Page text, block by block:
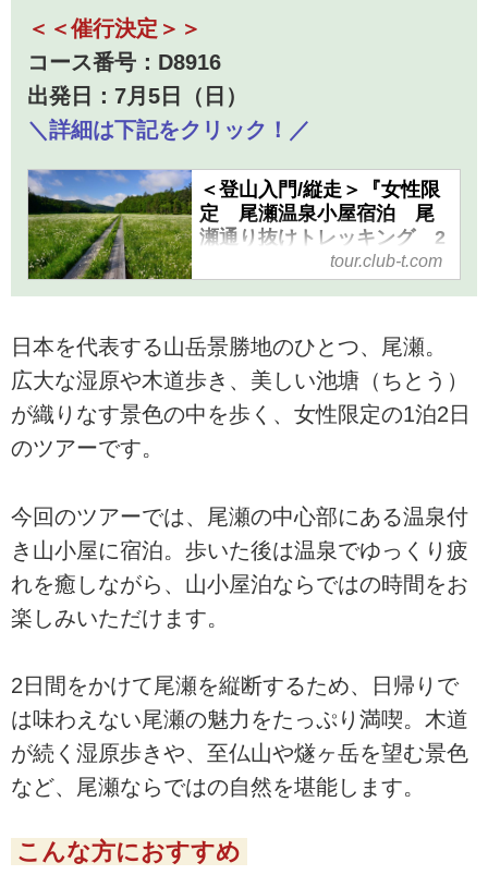
＜＜催行決定＞＞
コース番号：D8916
出発日：7月5日（日）
＼詳細は下記をクリック！／
＜登山入門/縦走＞『女性限
定 尾瀬温泉小屋宿泊 尾
瀬通り抜けトレッキング 2
日間』【東京発】｜クラブ
ツーリズム
尾瀬温泉小屋宿泊 尾瀬通り抜
けトレッキング 2日間』【東
京発】の紹介をしています。ツ
アー・旅行のお申込ならクラブ
tour.club-t.com
日本を代表する山岳景勝地のひとつ、尾瀬。
広大な湿原や木道歩き、美しい池塘（ちとう）
が織りなす景色の中を歩く、女性限定の1泊2日
のツアーです。
今回のツアーでは、尾瀬の中心部にある温泉付
き山小屋に宿泊。歩いた後は温泉でゆっくり疲
れを癒しながら、山小屋泊ならではの時間をお
楽しみいただけます。
2日間をかけて尾瀬を縦断するため、日帰りで
は味わえない尾瀬の魅力をたっぷり満喫。木道
が続く湿原歩きや、至仏山や燧ヶ岳を望む景色
など、尾瀬ならではの自然を堪能します。
こんな方におすすめ